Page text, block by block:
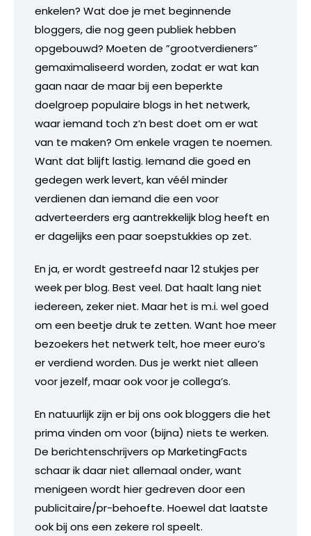
enkelen? Wat doe je met beginnende
bloggers, die nog geen publiek hebben
opgebouwd? Moeten de ”grootverdieners”
gemaximaliseerd worden, zodat er wat kan
gaan naar de maar bij een beperkte
doelgroep populaire blogs in het netwerk,
waar iemand toch z’n best doet om er wat
van te maken? Om enkele vragen te noemen.
Want dat blijft lastig. Iemand die goed en
gedegen werk levert, kan véél minder
verdienen dan iemand die een voor
adverteerders erg aantrekkelijk blog heeft en
er dagelijks een paar soepstukkies op zet.
En ja, er wordt gestreefd naar 12 stukjes per
week per blog. Best veel. Dat haalt lang niet
iedereen, zeker niet. Maar het is m.i. wel goed
om een beetje druk te zetten. Want hoe meer
bezoekers het netwerk telt, hoe meer euro’s
er verdiend worden. Dus je werkt niet alleen
voor jezelf, maar ook voor je collega’s.
En natuurlijk zijn er bij ons ook bloggers die het
prima vinden om voor (bijna) niets te werken.
De berichtenschrijvers op MarketingFacts
schaar ik daar niet allemaal onder, want
menigeen wordt hier gedreven door een
publicitaire/pr-behoefte. Hoewel dat laatste
ook bij ons een zekere rol speelt.